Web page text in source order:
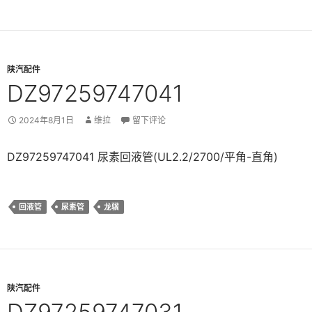
陕汽配件
DZ97259747041
2024年8月1日 维拉 留下评论
DZ97259747041 尿素回液管(UL2.2/2700/平角-直角)
回液管 尿素管 龙骥
陕汽配件